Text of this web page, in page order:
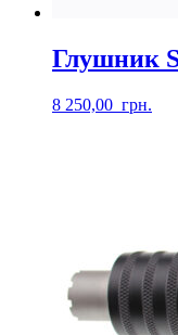
Глушник
8 250,00 грн.